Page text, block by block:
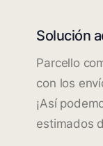
Solución
Parcello
con los
¡Así
estimados